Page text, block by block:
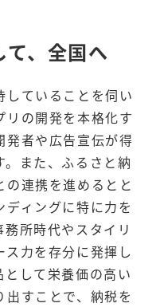
、全国へ
していることを伺い
リの開発を本格化す
発者や広告宣伝が得
また、ふるさと納
連携を進めるとと
ィングに特に力を
所時代やスタイリ
力を存分に発揮し
して栄養価の高い
すことで、納税を